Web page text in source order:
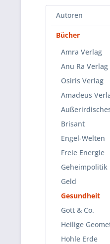
Autoren
Bücher
Amra Verlag
Anu Ra Verlag
Osiris Verlag
Amadeus
Brisant
Engel-Welten
Freie Energie
Geheimpolitik
Geld
Gesundheit
Gott & Co.
Heilige
Hohle Erde